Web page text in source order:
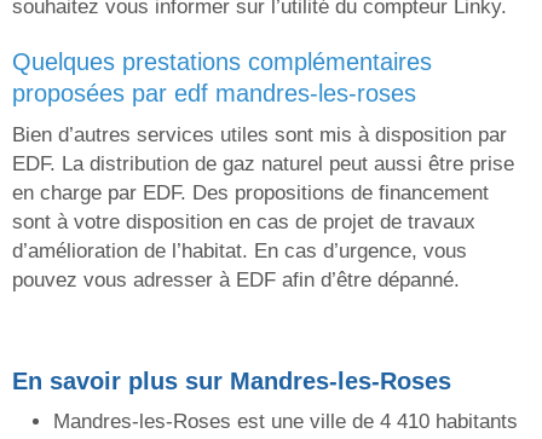
souhaitez vous informer sur l’utilité du compteur Linky.
quelques prestations complémentaires
proposées par edf mandres-les-roses
Bien d’autres services utiles sont mis à disposition par
EDF. La distribution de gaz naturel peut aussi être prise
en charge par EDF. Des propositions de financement
sont à votre disposition en cas de projet de travaux
d’amélioration de l’habitat. En cas d’urgence, vous
pouvez vous adresser à EDF afin d’être dépanné.
En savoir plus sur Mandres-les-Roses
Mandres-les-Roses est une ville de 4 410 habitants